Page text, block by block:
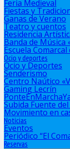
Feria Medieval
Fiestas y
Ganas de Verano
Teatro y cuentos
Residencia
Banda de Música
Escuela
Ocio y deportes
Ocio y Deportes
Senderismo
Centro Naútico
Gaming Lecrín
Subida Fuente
Movimiento en
Noticias
Eventos
Periódico “El
Reservas